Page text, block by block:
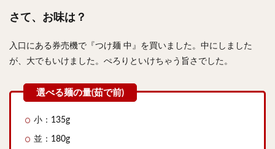
さて、お味は？
入口にある券売機で『つけ麺 中』を買いました。中にしました
が、大でもいけました。ぺろりといけちゃう旨さでした。
小：135g
並：180g